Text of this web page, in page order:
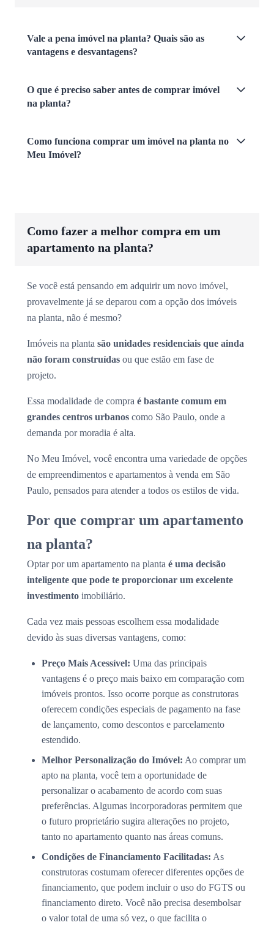
Vale a pena imóvel na planta? Quais são as
vantagens e desvantagens?
O que é preciso saber antes de comprar imóvel
na planta?
Como funciona comprar um imóvel na planta no
Meu Imóvel?
Como fazer a melhor compra em um
apartamento na planta?
Se você está pensando em adquirir um novo imóvel,
provavelmente já se deparou com a opção dos imóveis
na planta, não é mesmo?
Imóveis na planta são unidades residenciais que ainda
não foram construídas ou que estão em fase de
projeto.
Essa modalidade de compra é bastante comum em
grandes centros urbanos como São Paulo, onde a
demanda por moradia é alta.
No Meu Imóvel, você encontra uma variedade de opções
de empreendimentos e apartamentos à venda em São
Paulo, pensados para atender a todos os estilos de vida.
Por que comprar um apartamento
na planta?
Optar por um apartamento na planta é uma decisão
inteligente que pode te proporcionar um excelente
investimento imobiliário.
Cada vez mais pessoas escolhem essa modalidade
devido às suas diversas vantagens, como:
Preço Mais Acessível: Uma das principais
vantagens é o preço mais baixo em comparação com
imóveis prontos. Isso ocorre porque as construtoras
oferecem condições especiais de pagamento na fase
de lançamento, como descontos e parcelamento
estendido.
Melhor Personalização do Imóvel: Ao comprar um
apto na planta, você tem a oportunidade de
personalizar o acabamento de acordo com suas
preferências. Algumas incorporadoras permitem que
o futuro proprietário sugira alterações no projeto,
tanto no apartamento quanto nas áreas comuns.
Condições de Financiamento Facilitadas: As
construtoras costumam oferecer diferentes opções de
financiamento, que podem incluir o uso do FGTS ou
financiamento direto. Você não precisa desembolsar
o valor total de uma só vez, o que facilita o